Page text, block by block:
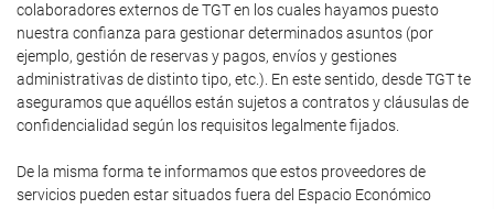
colaboradores externos de TGT en los cuales hayamos puesto
nuestra confianza para gestionar determinados asuntos (por
ejemplo, gestión de reservas y pagos, envíos y gestiones
administrativas de distinto tipo, etc.). En este sentido, desde TGT te
aseguramos que aquéllos están sujetos a contratos y cláusulas de
confidencialidad según los requisitos legalmente fijados.
De la misma forma te informamos que estos proveedores de
servicios pueden estar situados fuera del Espacio Económico